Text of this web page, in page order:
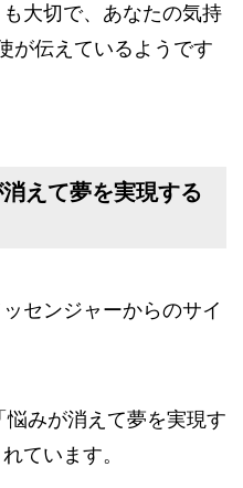
大切で、あなたの気持
が伝えているようです
えて夢を実現する
センジャーからのサイ
悩みが消えて夢を実現す
ています。